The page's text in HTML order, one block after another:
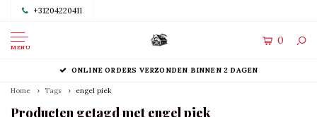
+31204220411
MENU
0
ONLINE ORDERS VERZONDEN BINNEN 2 DAGEN
Home Tags engel piek
Producten getagd met engel piek